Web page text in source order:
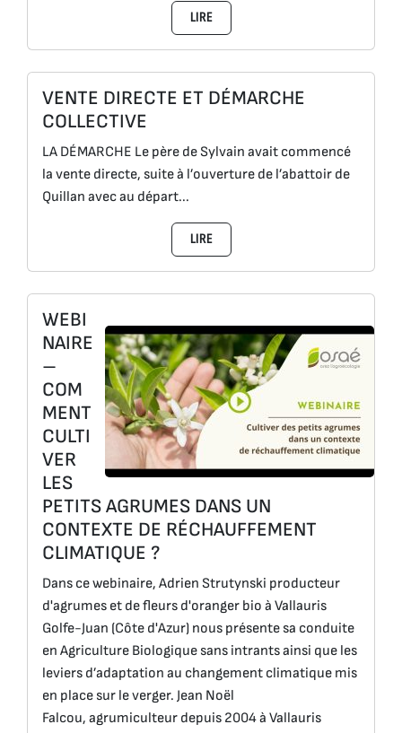
LIRE
VENTE DIRECTE ET DÉMARCHE
COLLECTIVE
LA DÉMARCHE Le père de Sylvain avait commencé
la vente directe, suite à l’ouverture de l’abattoir de
Quillan avec au départ...
LIRE
WEBI
NAIRE
–
COM
MENT
CULTI
VER
LES
PETITS AGRUMES DANS UN
CONTEXTE DE RÉCHAUFFEMENT
CLIMATIQUE ?
Dans ce webinaire, Adrien Strutynski producteur
d'agrumes et de fleurs d'oranger bio à Vallauris
Golfe-Juan (Côte d'Azur) nous présente sa conduite
en Agriculture Biologique sans intrants ainsi que les
leviers d’adaptation au changement climatique mis
en place sur le verger. Jean Noël
Falcou, agrumiculteur depuis 2004 à Vallauris